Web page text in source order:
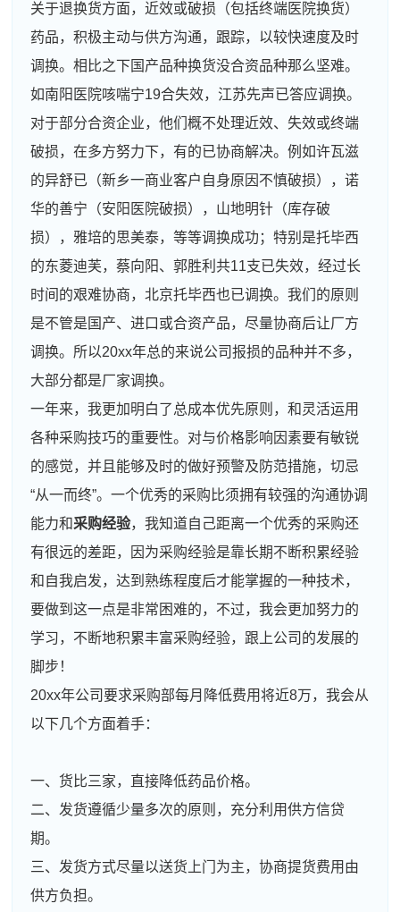
关于退换货方面，近效或破损（包括终端医院换货）
药品，积极主动与供方沟通，跟踪，以较快速度及时
调换。相比之下国产品种换货没合资品种那么坚难。
如南阳医院咳喘宁19合失效，江苏先声已答应调换。
对于部分合资企业，他们概不处理近效、失效或终端
破损，在多方努力下，有的已协商解决。例如许瓦滋
的异舒已（新乡一商业客户自身原因不慎破损），诺
华的善宁（安阳医院破损），山地明针（库存破
损），雅培的思美泰，等等调换成功；特别是托毕西
的东菱迪芙，蔡向阳、郭胜利共11支已失效，经过长
时间的艰难协商，北京托毕西也已调换。我们的原则
是不管是国产、进口或合资产品，尽量协商后让厂方
调换。所以20xx年总的来说公司报损的品种并不多，
大部分都是厂家调换。
一年来，我更加明白了总成本优先原则，和灵活运用
各种采购技巧的重要性。对与价格影响因素要有敏锐
的感觉，并且能够及时的做好预警及防范措施，切忌
“从一而终”。一个优秀的采购比须拥有较强的沟通协调
能力和采购经验，我知道自己距离一个优秀的采购还
有很远的差距，因为采购经验是靠长期不断积累经验
和自我启发，达到熟练程度后才能掌握的一种技术，
要做到这一点是非常困难的，不过，我会更加努力的
学习，不断地积累丰富采购经验，跟上公司的发展的
脚步！
20xx年公司要求采购部每月降低费用将近8万，我会从
以下几个方面着手：
一、货比三家，直接降低药品价格。
二、发货遵循少量多次的原则，充分利用供方信贷
期。
三、发货方式尽量以送货上门为主，协商提货费用由
供方负担。